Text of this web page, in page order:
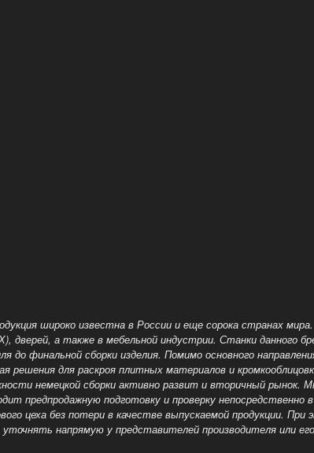
широко известна в России и еще сорока странах мира.
дверей, а также в мебельной индустрии. Станки данного
до финальной сборки изделия. Помимо основного
решения для раскроя плитных материалов и
немецкой сборки активно развит и вторичный рынок.
предпродажную подготовку и проверку непосредственно
цеха без потери в качестве выпускаемой продукции. При
напрямую у представителей производителя или его